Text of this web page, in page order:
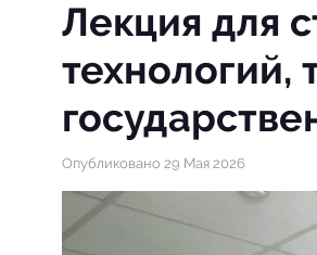
Лекция для
технологий,
Опубликовано 29 Мая 2026